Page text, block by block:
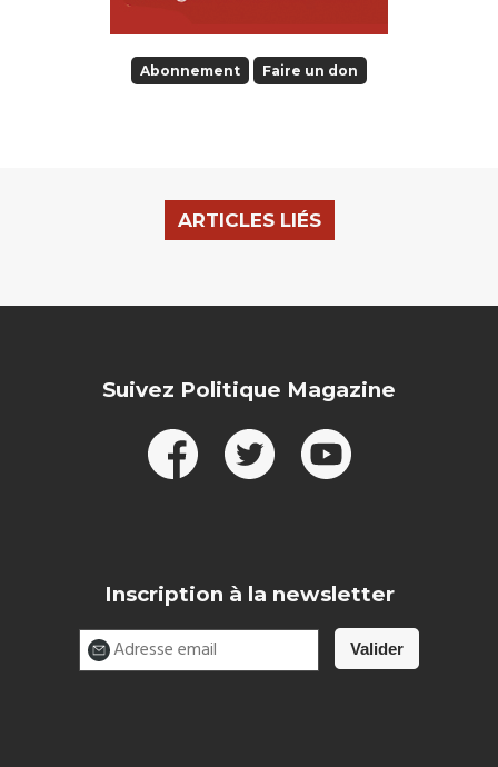
Abonnement Faire un don
ARTICLES LIÉS
Suivez Politique Magazine
Inscription à la newsletter